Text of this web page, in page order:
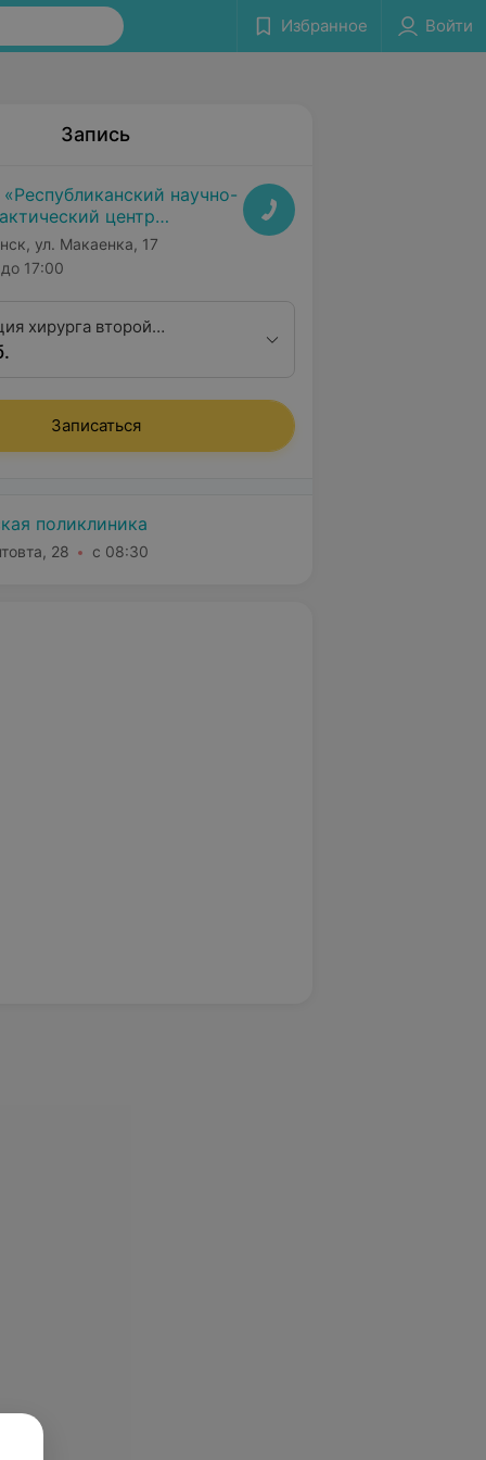
Избранное Войти
Запись
«Республиканский научно-
центр
экспертизы и
ул. Макаенка, 17
до 17:00
хирурга второй
категории
Записаться
поликлиника
28 с 08:30